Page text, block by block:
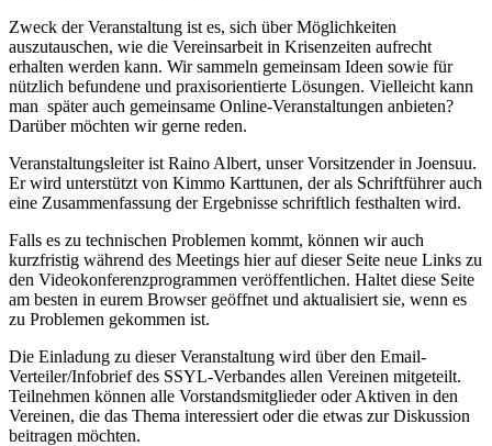
Zweck der Veranstaltung ist es, sich über Möglichkeiten
auszutauschen, wie die Vereinsarbeit in Krisenzeiten aufrecht
erhalten werden kann. Wir sammeln gemeinsam Ideen sowie für
nützlich befundene und praxisorientierte Lösungen. Vielleicht kann
man später auch gemeinsame Online-Veranstaltungen anbieten?
Darüber möchten wir gerne reden.
Veranstaltungsleiter ist Raino Albert, unser Vorsitzender in Joensuu.
Er wird unterstützt von Kimmo Karttunen, der als Schriftführer auch
eine Zusammenfassung der Ergebnisse schriftlich festhalten wird.
Falls es zu technischen Problemen kommt, können wir auch
kurzfristig während des Meetings hier auf dieser Seite neue Links zu
den Videokonferenzprogrammen veröffentlichen. Haltet diese Seite
am besten in eurem Browser geöffnet und aktualisiert sie, wenn es
zu Problemen gekommen ist.
Die Einladung zu dieser Veranstaltung wird über den Email-
Verteiler/Infobrief des SSYL-Verbandes allen Vereinen mitgeteilt.
Teilnehmen können alle Vorstandsmitglieder oder Aktiven in den
Vereinen, die das Thema interessiert oder die etwas zur Diskussion
beitragen möchten.